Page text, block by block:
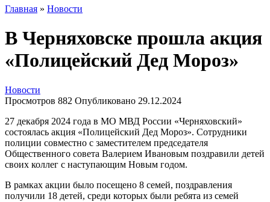
Главная » Новости
В Черняховске прошла акция
«Полицейский Дед Мороз»
Новости
Просмотров 882 Опубликовано 29.12.2024
27 декабря 2024 года в МО МВД России «Черняховский»
состоялась акция «Полицейский Дед Мороз». Сотрудники
полиции совместно с заместителем председателя
Общественного совета Валерием Ивановым поздравили детей
своих коллег с наступающим Новым годом.
В рамках акции было посещено 8 семей, поздравления
получили 18 детей, среди которых были ребята из семей